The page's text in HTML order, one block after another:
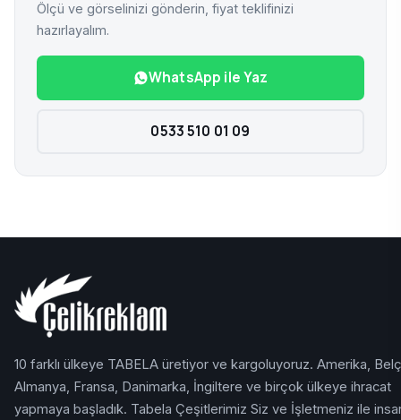
Ölçü ve görselinizi gönderin, fiyat teklifinizi
hazırlayalım.
WhatsApp ile Yaz
0533 510 01 09
10 farklı ülkeye TABELA üretiyor ve kargoluyoruz. Amerika,
Almanya, Fransa, Danimarka, İngiltere ve birçok ülkeye ihracat
yapmaya başladık. Tabela Çeşitlerimiz Siz ve İşletmeniz ile